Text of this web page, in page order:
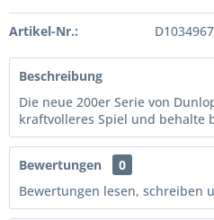
Artikel-Nr.:
Beschreibung
Die neue 200er Serie von
kraftvolleres Spiel und behalte
Bewertungen
0
Bewertungen lesen, schreiben